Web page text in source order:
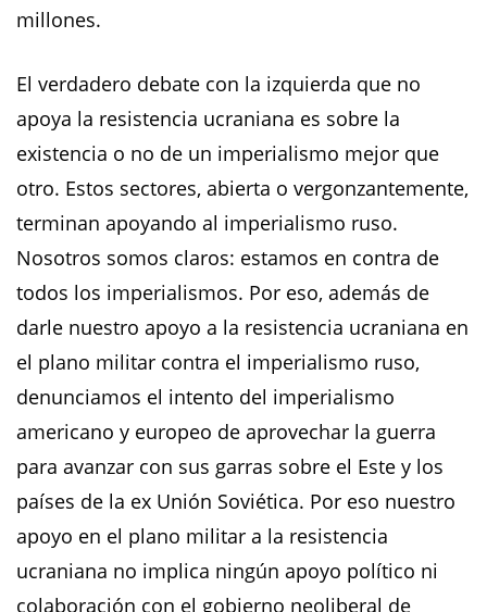
millones.
El verdadero debate con la izquierda que no
apoya la resistencia ucraniana es sobre la
existencia o no de un imperialismo mejor que
otro. Estos sectores, abierta o vergonzantemente,
terminan apoyando al imperialismo ruso.
Nosotros somos claros: estamos en contra de
todos los imperialismos. Por eso, además de
darle nuestro apoyo a la resistencia ucraniana en
el plano militar contra el imperialismo ruso,
denunciamos el intento del imperialismo
americano y europeo de aprovechar la guerra
para avanzar con sus garras sobre el Este y los
países de la ex Unión Soviética. Por eso nuestro
apoyo en el plano militar a la resistencia
ucraniana no implica ningún apoyo político ni
colaboración con el gobierno neoliberal de